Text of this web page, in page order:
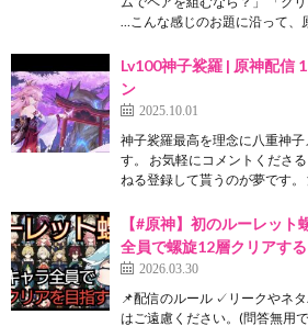
…こんな感じのお題に沿って
Lv100神子裟羅 | 原神配信
ン
2025.10.01
神子裟羅最高を理念に八重神
す。 お気軽にコメントくださ
ねる登録して貰うのが夢です
【#原神】初のルーレッ
全員で螺旋12層クリアす
2026.03.30
📌配信のルール ✓リークやネ
はご遠慮ください。(問答無用